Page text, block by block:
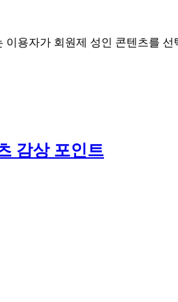
용자가 회원제 성인 콘텐츠를 선
감상 포인트